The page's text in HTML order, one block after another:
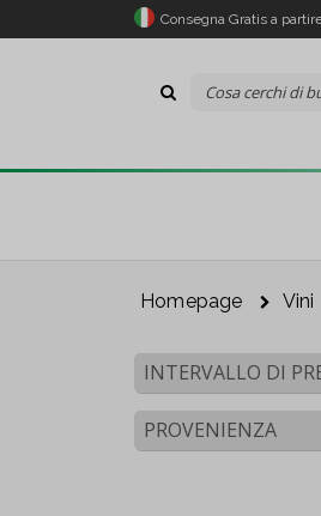
Consegna Gratis a
Homepage Vini
INTERVALLO DI
PROVENIENZA